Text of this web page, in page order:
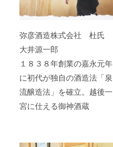
弥彦酒造株式会社 杜氏
大井源一郎
１８３８年創業の嘉永元年
に初代が独自の酒造法「泉
流醸造法」を確立。越後一
宮に仕える御神酒蔵